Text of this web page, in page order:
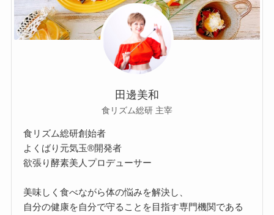
田邊美和
食リズム総研 主宰
食リズム総研創始者
よくばり元気玉®開発者
欲張り酵素美人プロデューサー
美味しく食べながら体の悩みを解決し、
自分の健康を自分で守ることを目指す専門機関である